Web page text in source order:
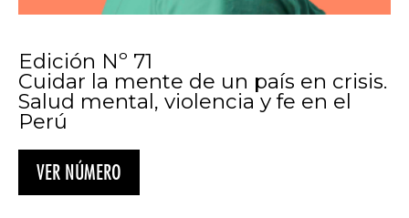
Edición Nº 71
Cuidar la mente de un país en crisis.
Salud mental, violencia y fe en el
Perú
VER NÚMERO